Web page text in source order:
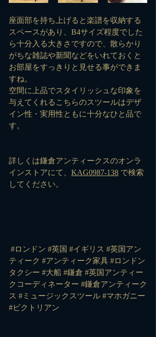
座面部を持ち上げると楽譜を収納する
スペースがあり、B4サイズ程度でした
ら十分入る大きさですので、散らかり
がちな雑誌や新聞などをいれておくと
お部屋をすっきりと見せる事ができま
すね。
空間に上品でスタイリッシュな印象を
与えてくれるこちらのスツールはデザ
イン性・実用性ともに十分なひと品で
す。
詳しくは鎌倉アンティークスのオンラ
インストアにて、 KAG0987-138 で検索
してください。
#ロンドン #英国 #イギリス #英国アン
ティーク #アンティーク家具 #ロンドン
タクシー #大船 #鎌倉 #英国アンティー
クコーディネーター #鎌倉アンティーク
ス #ミュージックスツール #マホガニー
#ビクトリアン